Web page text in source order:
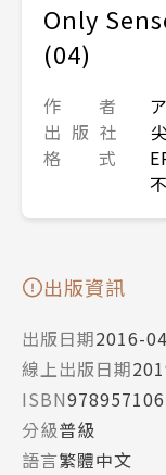
Only
(04)
作 者
出 版 社
格 式
出版資訊
出版日期2016-
線上出版日期
ISBN
分級普級
語言繁體中文